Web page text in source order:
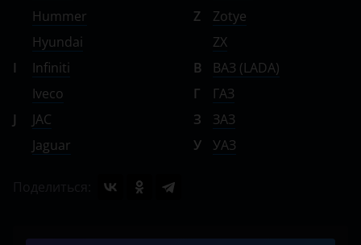
Hummer
Hyundai
I
Infiniti
Iveco
J
JAC
Jaguar
Z
Zotye
ZX
В
ВАЗ (LADA)
Г
ГАЗ
З
ЗАЗ
У
УАЗ